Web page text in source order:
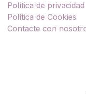
Política de privacidad
Política de Cookies
Contacte con
TU